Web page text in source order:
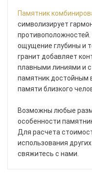
Памятник
символизирует
ощущение глубины и
гранит добавляет
плавными линиями и
памятник достойным
памяти близкого
Возможны любые
особенности
Для расчета
использования
свяжитесь с нами.